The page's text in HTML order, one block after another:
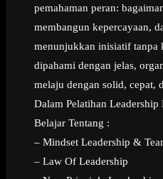
pemahaman peran:
membangun kepercayaan,
menunjukkan inisiatif tanpa
dipahami dengan jelas,
melaju dengan solid, cepat,
Dalam Pelatihan
Belajar Tentang :
– Mindset Leadership &
– Law Of Leadership